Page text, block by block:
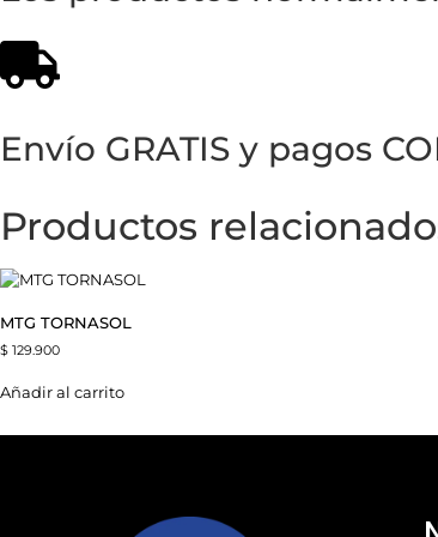
Envío GRATIS y pagos
Productos
MTG TORNASOL
$ 129.900
Añadir al carrito